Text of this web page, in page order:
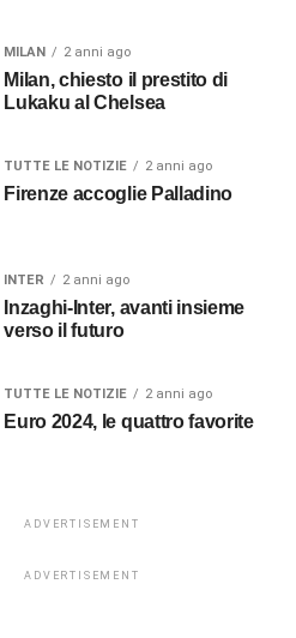
MILAN 2 anni ago
Milan, chiesto il prestito di
Lukaku al Chelsea
TUTTE LE NOTIZIE 2 anni ago
Firenze accoglie Palladino
INTER 2 anni ago
Inzaghi-Inter, avanti insieme
verso il futuro
TUTTE LE NOTIZIE 2 anni ago
Euro 2024, le quattro favorite
ADVERTISEMENT
ADVERTISEMENT